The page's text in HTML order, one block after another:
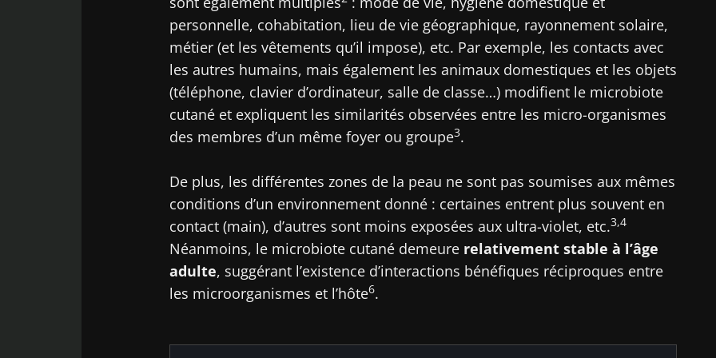
personnelle, cohabitation, lieu de vie géographique, rayonnement solaire,
métier (et les vêtements qu’il impose), etc. Par exemple, les contacts avec
les autres humains, mais également les animaux domestiques et les objets
(téléphone, clavier d’ordinateur, salle de classe…) modifient le microbiote
cutané et expliquent les similarités observées entre les micro-organismes
des membres d’un même foyer ou groupe3.
De plus, les différentes zones de la peau ne sont pas soumises aux mêmes
conditions d’un environnement donné : certaines entrent plus souvent en
contact (main), d’autres sont moins exposées aux ultra-violet, etc.3,4
Néanmoins, le microbiote cutané demeure relativement stable à l’âge
adulte, suggérant l’existence d’interactions bénéfiques réciproques entre
les microorganismes et l’hôte6.
Être redirigé
Rester sur le site Web du Biocodex Microbiota Institute
Je souhaite m'inscrire afin de recevoir d'autres actualités de Biocodex
J’ai lu et accepte lesCGUet lapolitique de protection des données
Microbiota Institute
* Champs obligatoires
Découvrir
23/07/2026
Impact des
microbiotes sur la
santé reproductive
16/07/2026
Microbiote
intratumoral du
cancer colorectal : un
10/07/2026
développe